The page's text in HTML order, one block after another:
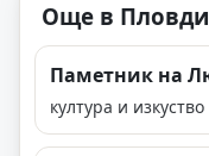
Още в
Паметник на
култура и